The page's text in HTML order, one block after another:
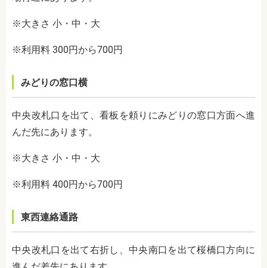
※大きさ 小・中・大
※利用料 300円から700円
みどりの窓口横
中央改札口を出て、看板を頼りにみどりの窓口方面へ進
んだ先にあります。
※大きさ 小・中・大
※利用料 400円から700円
東西連絡通路
中央改札口を出て右折し、中央南口を出て桜橋口方向に